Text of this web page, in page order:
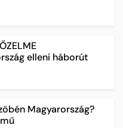
elleni háborút
Magyarország?